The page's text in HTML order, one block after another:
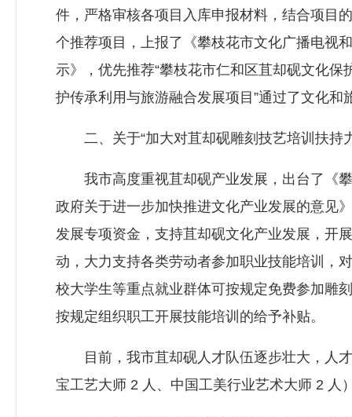
件，严格审核各项目入库申报材料，结合项目
个推荐项目，上报了《攀枝花市文化广播电视
示》，优先推荐“攀枝花市仁和区苴却砚文化
护传承利用与旅游融合发展项目”通过了文化和
二、关于“加大对苴却砚雕刻技艺培训扶持
我市高度重视苴却砚产业发展，出台了《攀
政府关于进一步加快推进文化产业发展的意见
发展专项资金，支持苴却砚文化产业发展，开
动，大力支持各类劳动者参加职业技能培训，
校大学生等重点就业群体可按规定免费参加雕
按规定组织职工开展技能培训的给予补贴。
目前，我市苴却砚人才队伍逐步壮大，人才
宝工艺大师 2 人、中国工美行业艺术大师 2 人